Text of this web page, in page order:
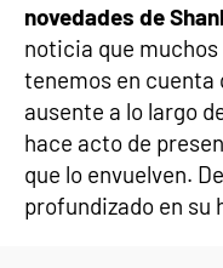
novedades de
noticia que
tenemos en cuenta
ausente a lo largo
hace acto de
que lo envuelven.
profundizado en su